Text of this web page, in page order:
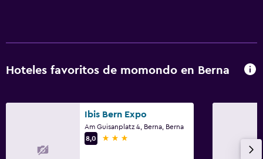
Tina de baño
Hoteles favoritos de momondo en Berna
Ibis Bern Expo
Am Guisanplatz 4, Berna, Berna
8,0
3 estrellas